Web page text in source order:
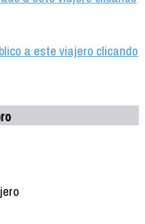
a este viajero clicando